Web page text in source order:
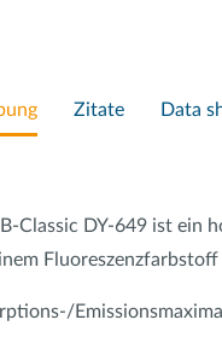
Zitate Data
Classic DY-649 ist ein